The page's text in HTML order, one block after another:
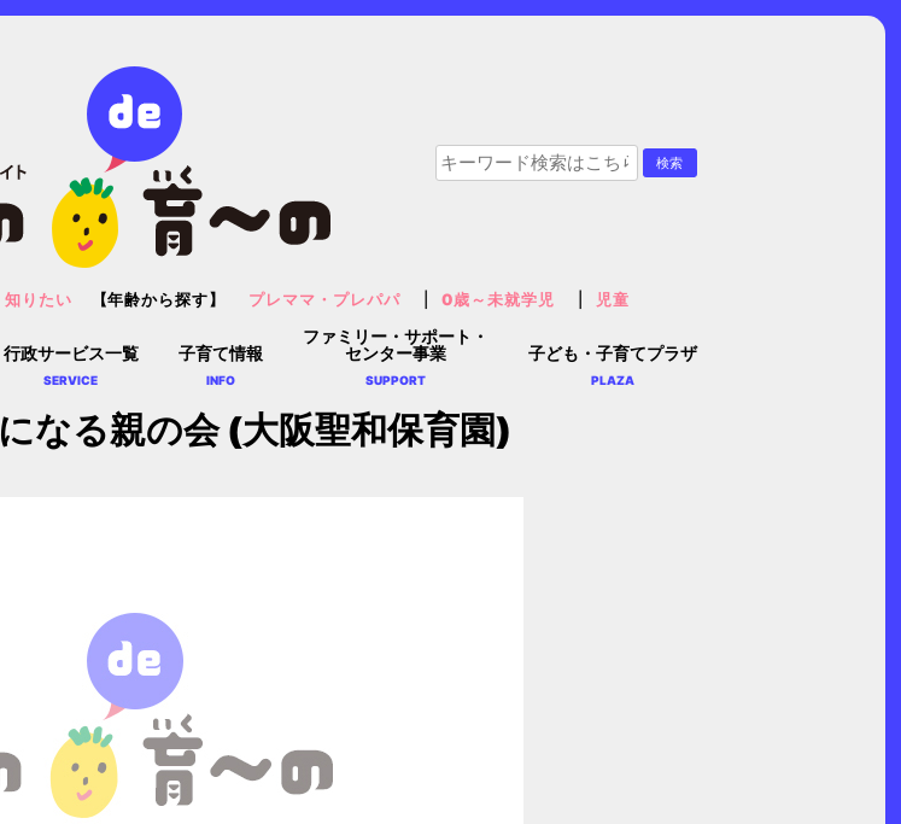
行政サービス一覧
SERVICE
子育て情報
INFO
ファミリー・サポート・
センター事業
SUPPORT
子ども・子育てプラザ
PLAZA
知りたい 【年齢から探す】 プレママ・プレパパ 0歳～未就学児 児童
なる親の会 (大阪聖和保育園)